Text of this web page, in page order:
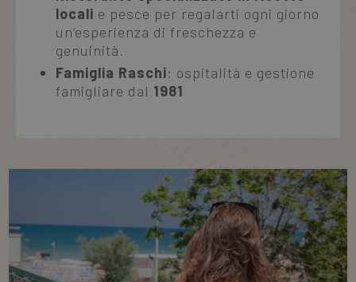
locali e pesce per regalarti ogni giorno
un’esperienza di freschezza e
genuinità.
Famiglia Raschi: ospitalità e gestione
famigliare dal 1981